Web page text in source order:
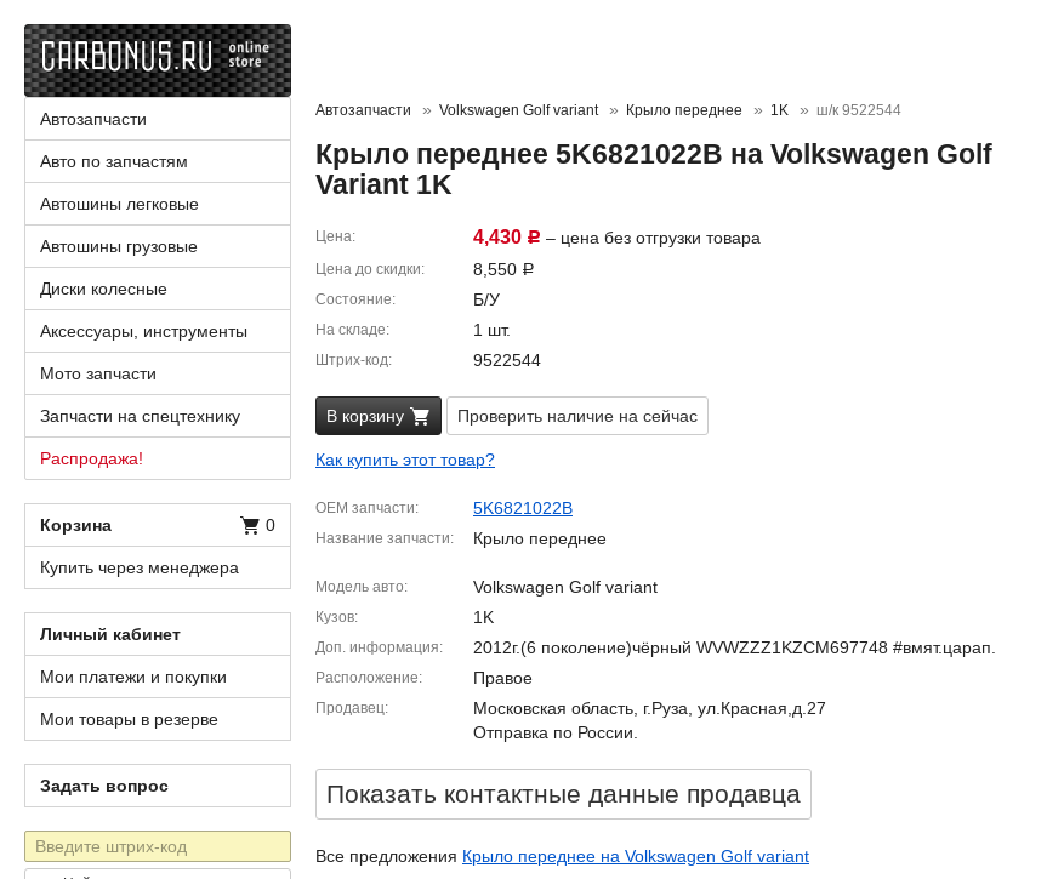
Автозапчасти Volkswagen Golf variant Крыло переднее 1K ш/к 9522544
Крыло переднее 5K6821022B на Volkswagen Golf
Variant 1K
Цена 4,430 Р – цена без отгрузки товара
Цена до скидки 8,550 Р
Состояние Б/У
На складе 1 шт.
Штрих-код 9522544
В корзину Проверить наличие на сейчас
Как купить этот товар?
OEM запчасти 5K6821022B
Название запчасти Крыло переднее
Модель авто Volkswagen Golf variant
Кузов 1K
Доп. информация 2012г.(6 поколение)чёрный WVWZZZ1KZCM697748 #вмят.царап.
Расположение Правое
Продавец
Московская область, г.Руза, ул.Красная,д.27
Отправка по России.
Показать контактные данные продавцa
Все предложения Крыло переднее на Volkswagen Golf variant
Автозапчасти
Авто по запчастям
Автошины легковые
Автошины грузовые
Диски колесные
Аксессуары, инструменты
Мото запчасти
Запчасти на спецтехнику
Распродажа!
Корзина 0
Купить через менеджера
Личный кабинет
Мои платежи и покупки
Мои товары в резерве
Задать вопрос
Штрих-
код